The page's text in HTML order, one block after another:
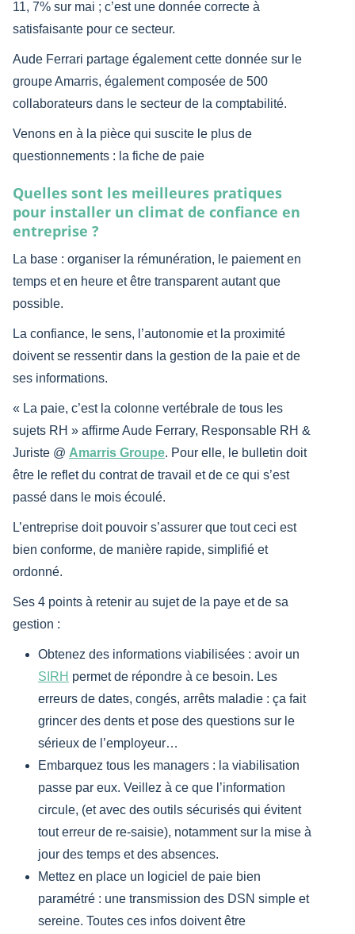
11, 7% sur mai ; c’est une donnée correcte à
satisfaisante pour ce secteur.
Aude Ferrari partage également cette donnée sur le
groupe Amarris, également composée de 500
collaborateurs dans le secteur de la comptabilité.
Venons en à la pièce qui suscite le plus de
questionnements : la fiche de paie
Quelles sont les meilleures pratiques
pour installer un climat de confiance en
entreprise ?
La base : organiser la rémunération, le paiement en
temps et en heure et être transparent autant que
possible.
La confiance, le sens, l’autonomie et la proximité
doivent se ressentir dans la gestion de la paie et de
ses informations.
« La paie, c’est la colonne vertébrale de tous les
sujets RH » affirme Aude Ferrary, Responsable RH &
Juriste @ Amarris Groupe. Pour elle, le bulletin doit
être le reflet du contrat de travail et de ce qui s’est
passé dans le mois écoulé.
L’entreprise doit pouvoir s’assurer que tout ceci est
bien conforme, de manière rapide, simplifié et
ordonné.
Ses 4 points à retenir au sujet de la paye et de sa
gestion :
Obtenez des informations viabilisées : avoir un
SIRH permet de répondre à ce besoin. Les
erreurs de dates, congés, arrêts maladie : ça fait
grincer des dents et pose des questions sur le
sérieux de l’employeur…
Embarquez tous les managers : la viabilisation
passe par eux. Veillez à ce que l’information
circule, (et avec des outils sécurisés qui évitent
tout erreur de re-saisie), notamment sur la mise à
jour des temps et des absences.
Mettez en place un logiciel de paie bien
paramétré : une transmission des DSN simple et
sereine. Toutes ces infos doivent être